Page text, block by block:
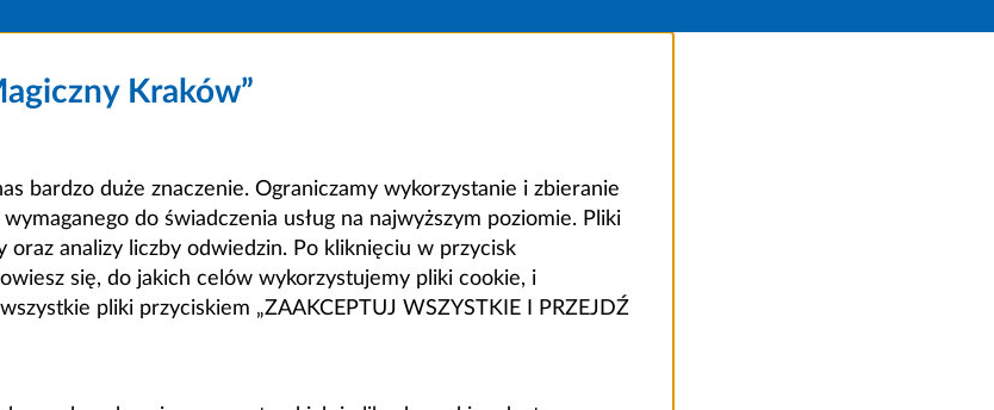
Kraków”
bardzo duże znaczenie. Ograniczamy wykorzystanie i zbieranie
do świadczenia usług na najwyższym poziomie. Pliki
analizy liczby odwiedzin. Po kliknięciu w przycisk
się, do jakich celów wykorzystujemy pliki cookie, i
pliki przyciskiem „ZAAKCEPTUJ WSZYSTKIE I PRZEJDŹ